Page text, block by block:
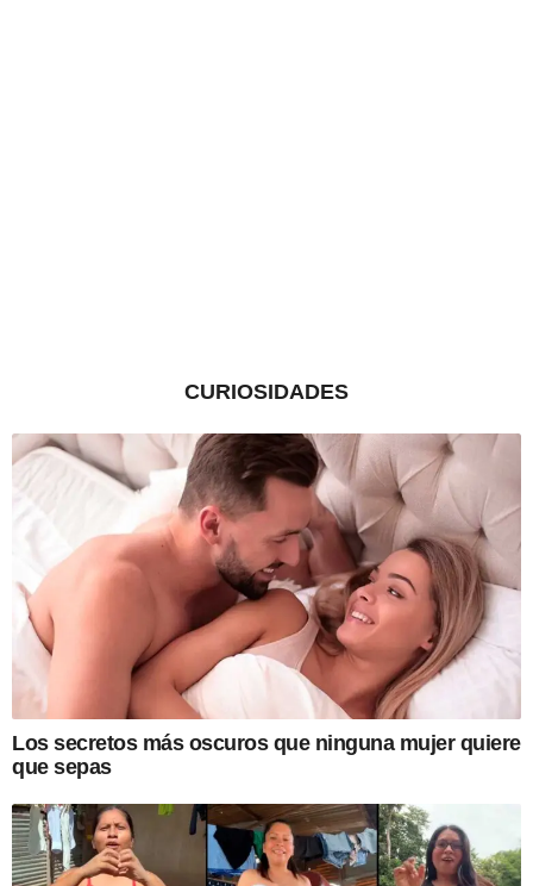
CURIOSIDADES
Los secretos más oscuros que ninguna mujer quiere
que sepas